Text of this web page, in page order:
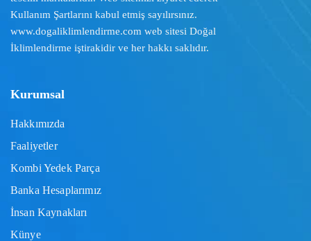
Kullanım Şartlarını kabul etmiş sayılırsınız.
www.dogaliklimlendirme.com web sitesi Doğal
İklimlendirme iştirakidir ve her hakkı saklıdır.
Kurumsal
Hakkımızda
Faaliyetler
Kombi Yedek Parça
Banka Hesaplarımız
İnsan Kaynakları
Künye